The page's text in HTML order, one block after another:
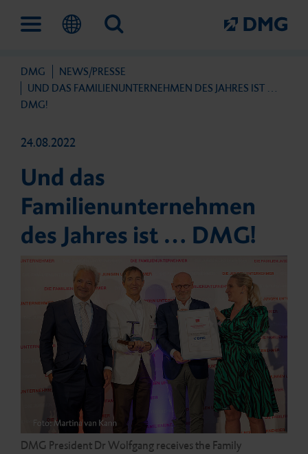
Lösungen
Prävention und frühe Inter­
vention
Direkte Füllungs­therapie
Abformung
Temporäre Prothetik
Unternehmen
Meilensteine
Nachhaltigkeit
Karriere
Fortbildungen und Events
Fortbildungen
DMG Academy
Events
Service
Fachhändler
Kontakt
Newsletter
DMG
NEWS/PRESSE
UND DAS FAMILIENUNTERNEHMEN DES JAHRES IST …
DMG!
24.08.2022
Und das
Familienunternehmen
des Jahres ist … DMG!
DMG President Dr Wolfgang receives the Family